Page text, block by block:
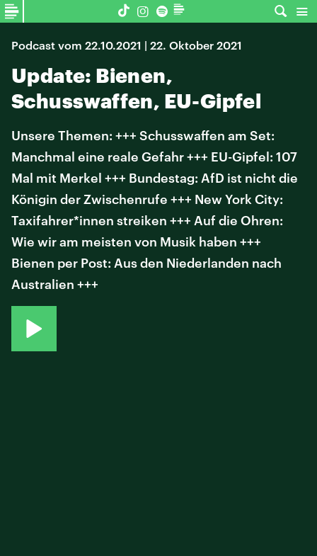
Podcast vom 22.10.2021 | 22. Oktober 2021
Update: Bienen,
Schusswaffen, EU-Gipfel
Unsere Themen: +++ Schusswaffen am Set:
Manchmal eine reale Gefahr +++ EU-Gipfel: 107
Mal mit Merkel +++ Bundestag: AfD ist nicht die
Königin der Zwischenrufe +++ New York City:
Taxifahrer*innen streiken +++ Auf die Ohren:
Wie wir am meisten von Musik haben +++
Bienen per Post: Aus den Niederlanden nach
Australien +++